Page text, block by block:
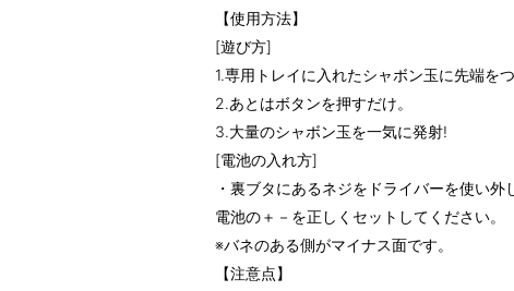
【使用方法】
[遊び方]
1.専用トレイに入れたシャボン玉に先端をつ
2.あとはボタンを押すだけ。
3.大量のシャボン玉を一気に発射!
[電池の入れ方]
・裏ブタにあるネジをドライバーを使い
電池の＋－を正しくセットしてください。
※バネのある側がマイナス面です。
【注意点】